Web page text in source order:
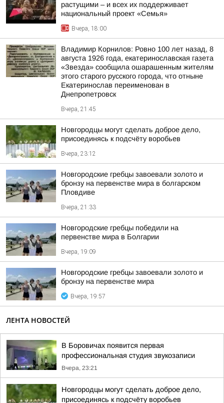
растущими – и всех их поддерживает
национальный проект «Семья»
Вчера, 18:00
Владимир Корнилов: Ровно 100 лет назад, 8
августа 1926 года, екатеринославская газета
«Звезда» сообщила ошарашенным жителям
этого старого русского города, что отныне
Екатеринослав переименован в
Днепропетровск
Вчера, 21:45
Новгородцы могут сделать доброе дело,
присоединясь к подсчёту воробьев
Вчера, 23:12
Новгородские гребцы завоевали золото и
бронзу на первенстве мира в болгарском
Пловдиве
Вчера, 21:33
Новгородские гребцы победили на
первенстве мира в Болгарии
Вчера, 19:09
Новгородские гребцы завоевали золото и
бронзу на первенстве мира
Вчера, 19:57
ЛЕНТА НОВОСТЕЙ
В Боровичах появится первая
профессиональная студия звукозаписи
Вчера, 23:21
Новгородцы могут сделать доброе дело,
присоединясь к подсчёту воробьев